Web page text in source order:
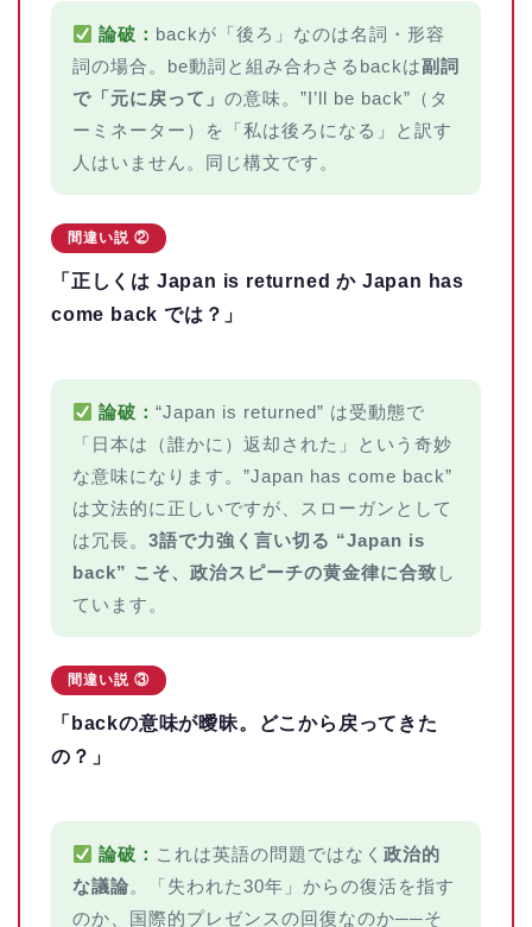
論破： backが「後ろ」なのは名詞・形容
詞の場合。be動詞と組み合わさるbackは副詞
で「元に戻って」 の意味。”I’ll be back”（タ
ーミネーター）を「私は後ろになる」と訳す
人はいません。同じ構文です。
間違い説 ②
「正しくは Japan is returned か Japan has
come back では？」
論破：“Japan is returned” は受動態で
「日本は（誰かに）返却された」という奇妙
な意味になります。”Japan has come back”
は文法的に正しいですが、スローガンとして
は冗長。 3語で力強く言い切る “Japan is
back” こそ、政治スピーチの黄金律に合致 し
ています。
間違い説 ③
「backの意味が曖昧。どこから戻ってきた
の？」
論破： これは英語の問題ではなく政治的
な議論。「失われた30年」からの復活を指す
のか、国際的プレゼンスの回復なのか──そ